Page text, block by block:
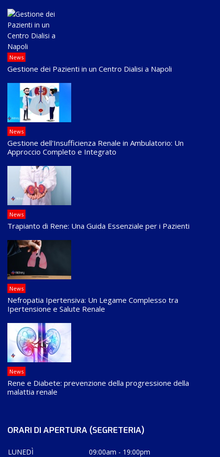
News
Gestione dei Pazienti in un Centro Dialisi a Napoli
News
Gestione dell'Insufficienza Renale in Ambulatorio: Un
Approccio Completo e Integrato
News
Trapianto di Rene: Una Guida Essenziale per i Pazienti
News
Nefropatia Ipertensiva: Un Legame Complesso tra
Ipertensione e Salute Renale
News
Rene e Diabete: prevenzione della progressione della
malattia renale
ORARI DI APERTURA (SEGRETERIA)
LUNEDÌ
09:00am - 19:00pm